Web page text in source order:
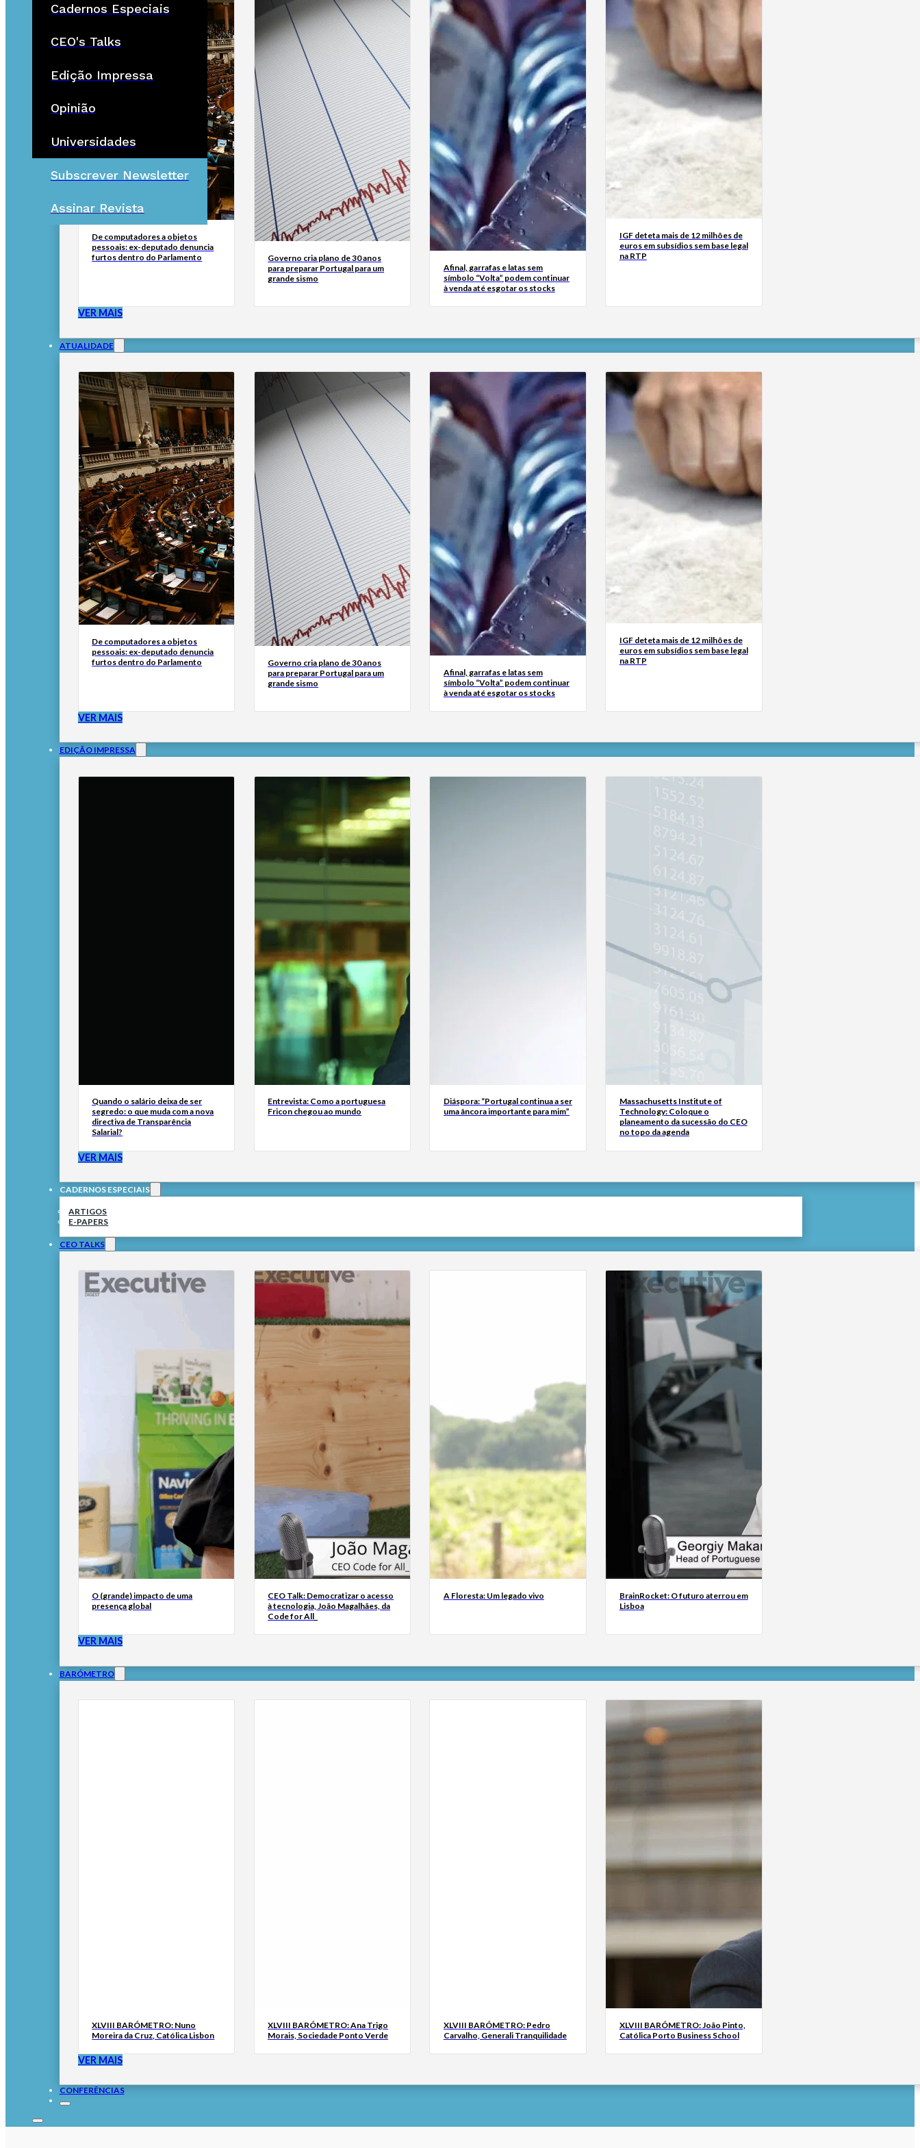
Cadernos Especiais
CEO's Talks
Edição Impressa
Opinião
Universidades
Subscrever Newsletter
Assinar Revista
De computadores a objetos
pessoais: ex-deputado denuncia
furtos dentro do Parlamento
Governo cria plano de 30 anos
para preparar Portugal para um
grande sismo
Afinal, garrafas e latas sem
símbolo “Volta” podem continuar
à venda até esgotar os stocks
IGF deteta mais de 12 milhões de
euros em subsídios sem base legal
na RTP
VER MAIS
ATUALIDADE
De computadores a objetos
pessoais: ex-deputado denuncia
furtos dentro do Parlamento
Governo cria plano de 30 anos
para preparar Portugal para um
grande sismo
Afinal, garrafas e latas sem
símbolo “Volta” podem continuar
à venda até esgotar os stocks
IGF deteta mais de 12 milhões de
euros em subsídios sem base legal
na RTP
VER MAIS
EDIÇÃO IMPRESSA
Quando o salário deixa de ser
segredo: o que muda com a nova
directiva de Transparência
Salarial?
Entrevista: Como a portuguesa
Fricon chegou ao mundo
Diáspora: “Portugal continua a ser
uma âncora importante para mim”
Massachusetts Institute of
Technology: Coloque o
planeamento da sucessão do CEO
no topo da agenda
VER MAIS
CADERNOS ESPECIAIS
ARTIGOS
E-PAPERS
CEO TALKS
O (grande) impacto de uma
presença global
CEO Talk: Democratizar o acesso
à tecnologia, João Magalhães, da
Code for All_
A Floresta: Um legado vivo
BrainRocket: O futuro aterrou em
Lisboa
VER MAIS
BARÓMETRO
XLVIII BARÓMETRO: Nuno
Moreira da Cruz, Católica Lisbon
XLVIII BARÓMETRO: Ana Trigo
Morais, Sociedade Ponto Verde
XLVIII BARÓMETRO: Pedro
Carvalho, Generali Tranquilidade
XLVIII BARÓMETRO: João Pinto,
Católica Porto Business School
VER MAIS
CONFERÊNCIAS